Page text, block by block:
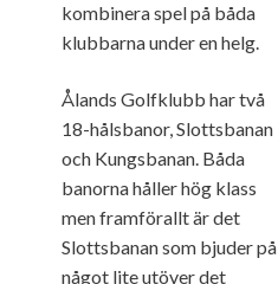
kombinera spel på båda
klubbarna under en helg.
Ålands Golfklubb har två
18-hålsbanor, Slottsbanan
och Kungsbanan. Båda
banorna håller hög klass
men framförallt är det
Slottsbanan som bjuder på
något lite utöver det